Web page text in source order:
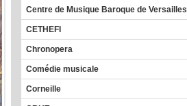
Centre de Musique Baroque de Versailles
CETHEFI
Chronopera
Comédie musicale
Corneille